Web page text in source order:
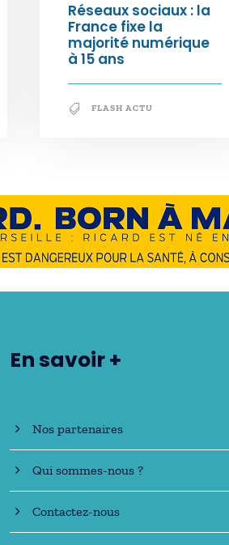
Réseaux sociaux : la
France fixe la
majorité numérique
à 15 ans
FLASH ACTU
En savoir +
Nos partenaires
Qui sommes-nous ?
Contactez-nous